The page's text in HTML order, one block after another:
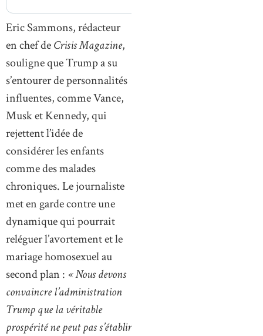
Eric Sammons, rédacteur
en chef deCrisis Magazine,
souligne que Trump a su
s’entourer de personnalités
influentes, comme Vance,
Musk et Kennedy, qui
rejettent l’idée de
considérer les enfants
comme des malades
chroniques. Le journaliste
met en garde contre une
dynamique qui pourrait
reléguer l’avortement et le
mariage homosexuel au
second plan : « Nous devons
convaincre l’administration
Trump que la véritable
prospérité ne peut pas s’établir